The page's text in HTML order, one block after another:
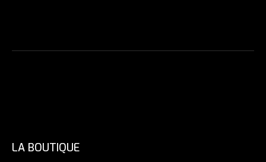
LA BOUTIQUE